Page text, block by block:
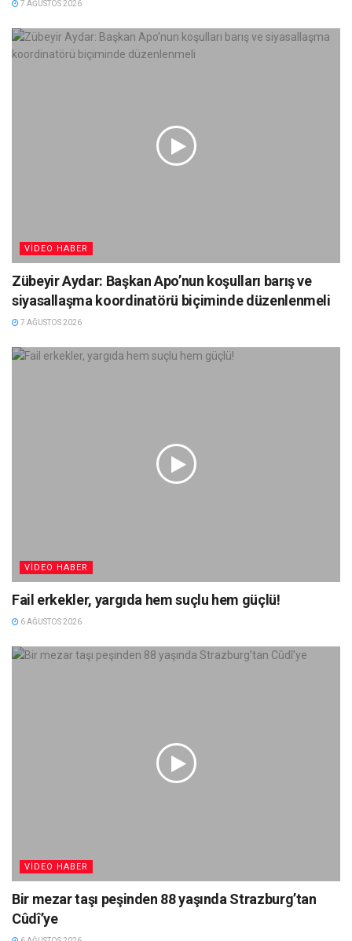
7 AĞUSTOS 2026
VIDEO HABER
Zübeyir Aydar: Başkan Apo’nun koşulları barış ve
siyasallaşma koordinatörü biçiminde düzenlenmeli
7 AĞUSTOS 2026
VIDEO HABER
Fail erkekler, yargıda hem suçlu hem güçlü!
6 AĞUSTOS 2026
VIDEO HABER
Bir mezar taşı peşinden 88 yaşında Strazburg’tan
Cûdî’ye